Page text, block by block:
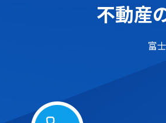
不動産
富